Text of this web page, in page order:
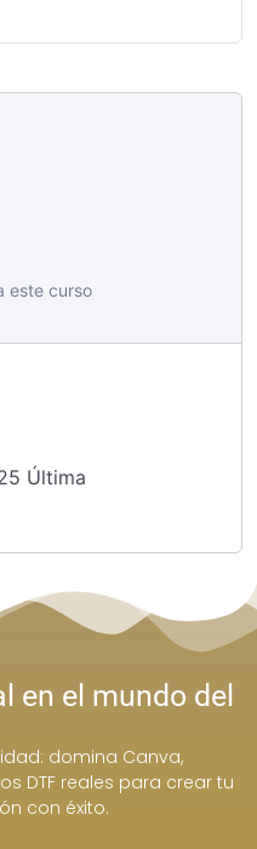
este curso
Última
en el mundo del
domina Canva,
DTF reales para crear tu
con éxito.